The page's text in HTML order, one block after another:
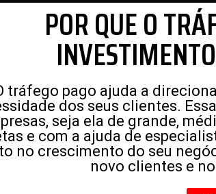
POR QUE O
tráfego pago ajuda a
dos seus clientes.
seja ela de grande,
e com a ajuda de
no crescimento do seu
novo clientes e